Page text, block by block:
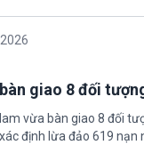
giao 8 đối
vừa bàn giao 8 đối
định lừa đảo 619 nạn